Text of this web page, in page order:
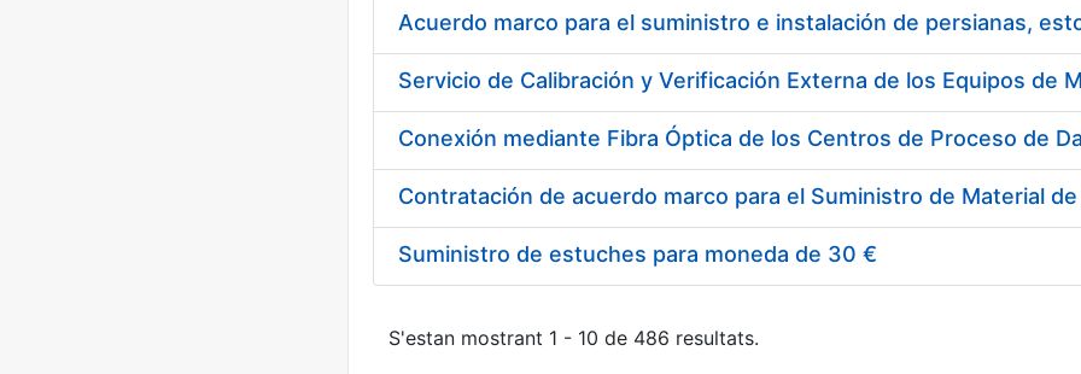
Acuerdo marco para el suministro e instalación de persianas,
Suministro de estuches para moneda de 30 €
S'estan mostrant 1 - 10 de 486 resultats.